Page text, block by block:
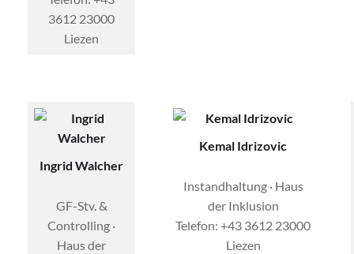
3612 23000
Liezen
Ingrid Walcher
GF-Stv. &
Controlling ·
Haus der
Kemal Idrizovic
Instandhaltung · Haus
der Inklusion
Telefon: +43 3612 23000
Liezen